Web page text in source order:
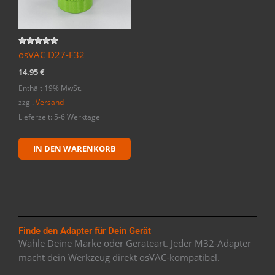
Bewertet
mit
von 5
osVAC D27-F32
14.95€
Enthält 19% MwSt.
zzgl. Versand
Lieferzeit: 5-6 Werktage
IN DEN WARENKORB
Finde den Adapter für Dein Gerät
Wähle Deine Marke oder Geräteart. Jeder M32-Adapter
macht dein Werkzeug direkt osVAC-kompatibel.